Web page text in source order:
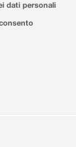
dati personali